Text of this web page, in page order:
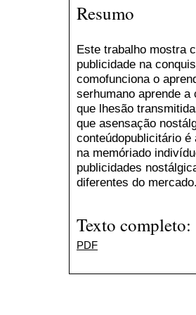
Resumo
Este trabalho mostra
publicidade na
comofunciona o
serhumano aprende
que lhesão
que asensação
conteúdopublicitário
na memóriado
publicidades
diferentes do mercado.
Texto completo:
PDF